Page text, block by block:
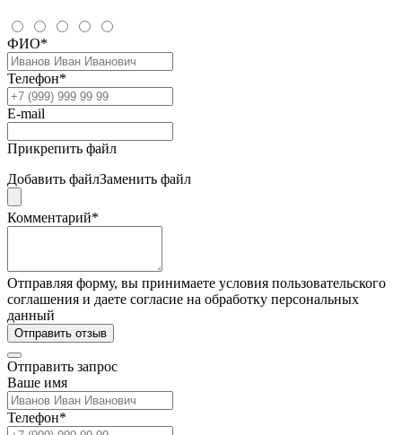
ФИО*
Телефон*
E-mail
Прикрепить файл
Добавить файлЗаменить файл
Комментарий*
Отправляя форму, вы принимаете условия пользовательского
соглашения и даете согласие на обработку персональных
данный
Отправить отзыв
Отправить запрос
Ваше имя
Телефон*